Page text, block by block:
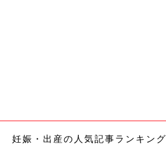
妊娠・出産の人気記事ランキング